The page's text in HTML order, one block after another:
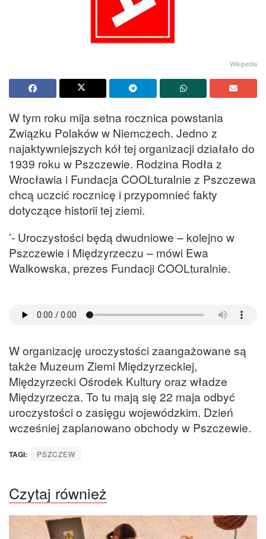
Wikipedia
W tym roku mija setna rocznica powstania
Związku Polaków w Niemczech. Jedno z
najaktywniejszych kół tej organizacji działało do
1939 roku w Pszczewie. Rodzina Rodła z
Wrocławia i Fundacja COOLturalnie z Pszczewa
chcą uczcić rocznicę i przypomnieć fakty
dotyczące historii tej ziemi.
’- Uroczystości będą dwudniowe – kolejno w
Pszczewie i Międzyrzeczu – mówi Ewa
Walkowska, prezes Fundacji COOLturalnie.
W organizację uroczystości zaangażowane są
także Muzeum Ziemi Międzyrzeckiej,
Międzyrzecki Ośrodek Kultury oraz władze
Międzyrzecza. To tu mają się 22 maja odbyć
uroczystości o zasięgu wojewódzkim. Dzień
wcześniej zaplanowano obchody w Pszczewie.
TAGI: PSZCZEW
Czytaj również